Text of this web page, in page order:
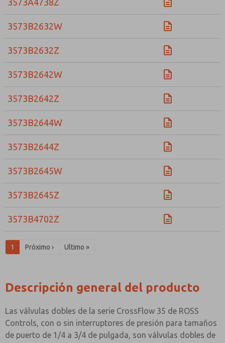
3573A4738Z
3573B2632W
3573B2632Z
3573B2642W
3573B2642Z
3573B2644W
3573B2644Z
3573B2645W
3573B2645Z
3573B4702Z
1 Próximo › Ultimo »
Descripción general del producto
Las válvulas dobles de la serie CrossFlow 35 de ROSS
Controls, con o sin interruptores de presión para tamaños
de puerto de 1/4 a 3/4 de pulgada, son válvulas dobles de